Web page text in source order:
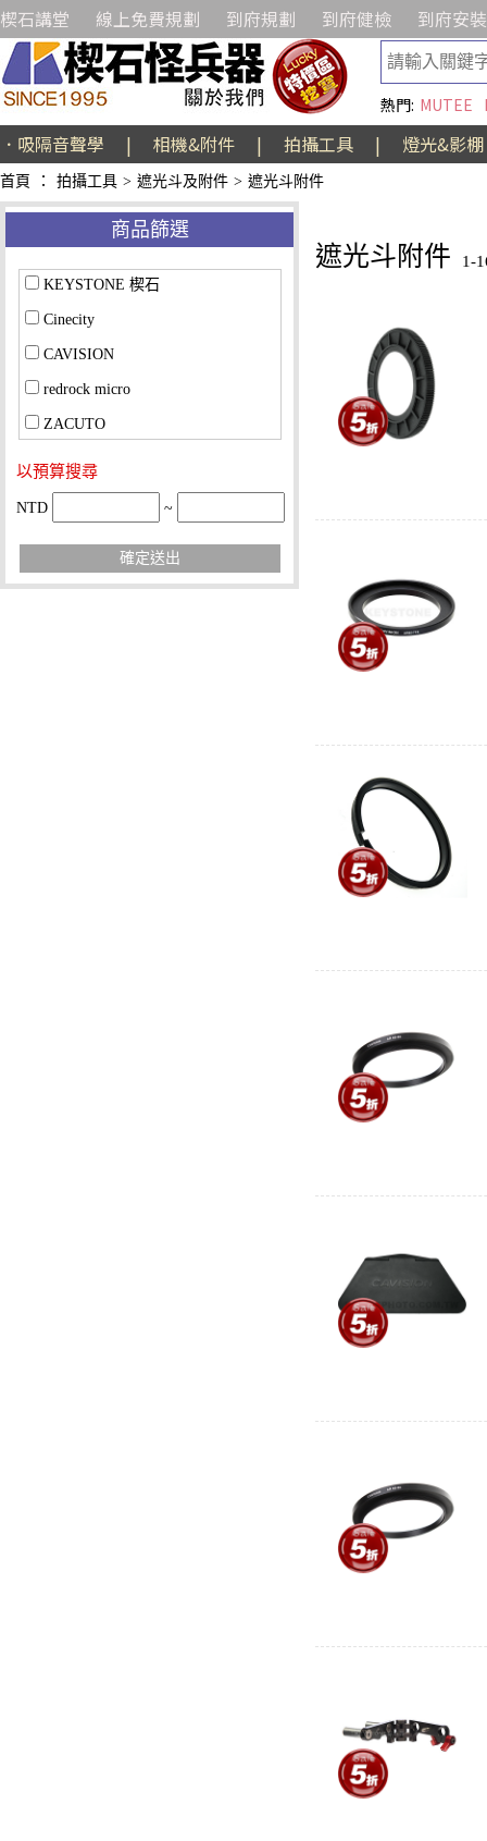
楔石講堂 線上免費規劃 到府規劃 到府健檢 到府安裝
熱門: MUTEE
．吸隔音聲學 | 相機&附件 | 拍攝工具 | 燈光&影棚
首頁 ： 拍攝工具 > 遮光斗及附件 > 遮光斗附件
商品篩選
KEYSTONE 楔石
Cinecity
CAVISION
redrock micro
ZACUTO
以預算搜尋
NTD ~
確定送出
遮光斗附件 1-